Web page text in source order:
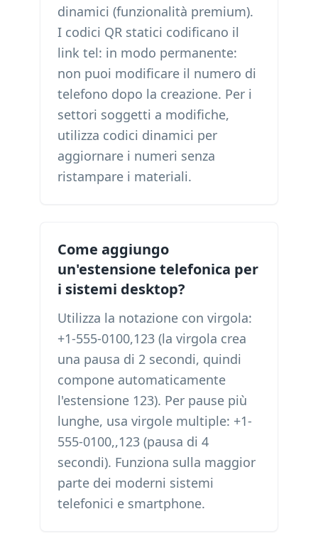
dinamici (funzionalità premium).
I codici QR statici codificano il
link tel: in modo permanente:
non puoi modificare il numero di
telefono dopo la creazione. Per i
settori soggetti a modifiche,
utilizza codici dinamici per
aggiornare i numeri senza
ristampare i materiali.
Come aggiungo
un'estensione telefonica per
i sistemi desktop?
Utilizza la notazione con virgola:
+1-555-0100,123 (la virgola crea
una pausa di 2 secondi, quindi
compone automaticamente
l'estensione 123). Per pause più
lunghe, usa virgole multiple: +1-
555-0100,,123 (pausa di 4
secondi). Funziona sulla maggior
parte dei moderni sistemi
telefonici e smartphone.